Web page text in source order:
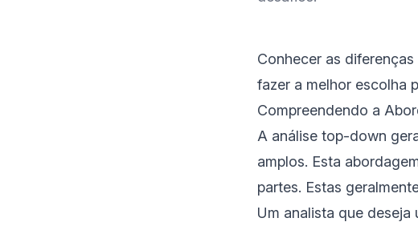
Conhecer as
fazer a melhor escolha
Compreendendo a
A análise top-down
amplos. Esta
partes. Estas
Um analista que